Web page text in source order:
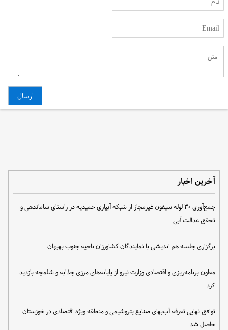
آخرین اخبار
جمع‌آوری ۳۰ لوله سیفون غیرمجاز از شبکه آبیاری حمیدیه در راستای ساماندهی و
تحقق عدالت آبی
برگزاری جلسه هم اندیشی با نمایندگان کشاورزان ناحیه جنوب بهبهان
معاون برنامه‌ریزی و اقتصادی وزارت نیرو از پایانه‌های مرزی چذابه و شلمچه بازدید
کرد
توافق نهایی تعرفه آب‌بهای صنایع پتروشیمی و منطقه ویژه اقتصادی در خوزستان
حاصل شد